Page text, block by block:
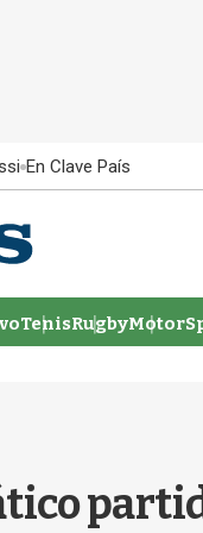
En Clave País
TenisRugby